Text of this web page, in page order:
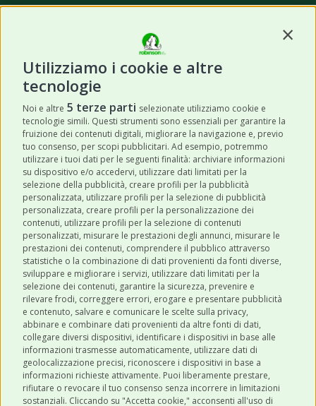
Utilizziamo i cookie e altre
tecnologie
Noi e altre 5 terze parti selezionate utilizziamo cookie e
tecnologie simili. Questi strumenti sono essenziali per garantire la
fruizione dei contenuti digitali, migliorare la navigazione e, previo
tuo consenso, per scopi pubblicitari. Ad esempio, potremmo
utilizzare i tuoi dati per le seguenti finalità: archiviare informazioni
su dispositivo e/o accedervi, utilizzare dati limitati per la
selezione della pubblicità, creare profili per la pubblicità
personalizzata, utilizzare profili per la selezione di pubblicità
personalizzata, creare profili per la personalizzazione dei
contenuti, utilizzare profili per la selezione di contenuti
personalizzati, misurare le prestazioni degli annunci, misurare le
prestazioni dei contenuti, comprendere il pubblico attraverso
statistiche o la combinazione di dati provenienti da fonti diverse,
sviluppare e migliorare i servizi, utilizzare dati limitati per la
selezione dei contenuti, garantire la sicurezza, prevenire e
rilevare frodi, correggere errori, erogare e presentare pubblicità
e contenuto, salvare e comunicare le scelte sulla privacy,
abbinare e combinare dati provenienti da altre fonti di dati,
collegare diversi dispositivi, identificare i dispositivi in base alle
informazioni trasmesse automaticamente, utilizzare dati di
geolocalizzazione precisi, riconoscere i dispositivi in base a
informazioni richieste attivamente. Puoi liberamente prestare,
rifiutare o revocare il tuo consenso senza incorrere in limitazioni
sostanziali. Cliccando su "Accetta cookie," acconsenti all'uso di
Acconsento a ricevere newsletter,
aggiornamenti e offerte promozionali da
Robinson Pet Shop tramite email.*
ULTIMI POST
CATEGORIE
SHOP ONLINE
CONTATTI